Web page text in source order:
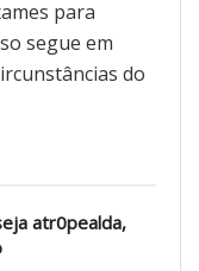
para
segue em
do
atr0pealda,